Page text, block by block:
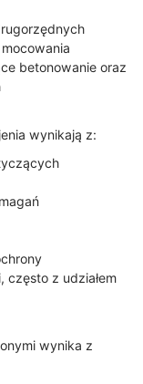
betonowanie oraz
wynikają z:
z udziałem
wynika z